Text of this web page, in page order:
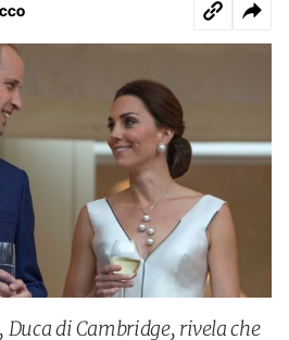
di Cambridge, rivela che